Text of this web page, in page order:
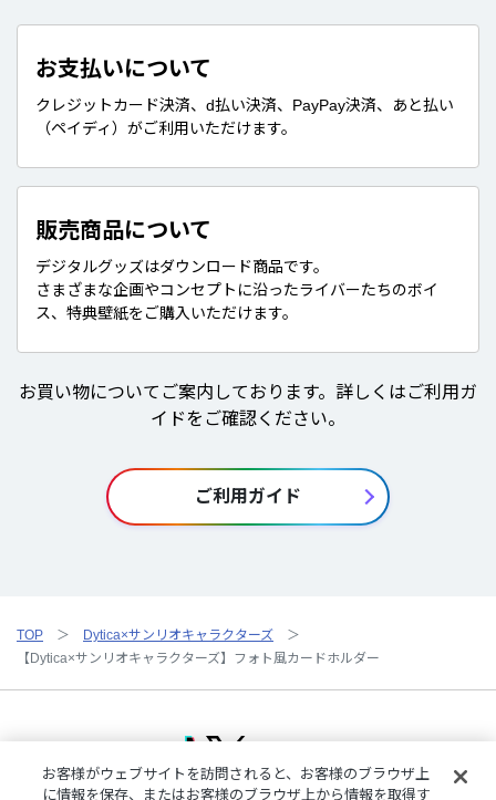
お支払いについて
クレジットカード決済、d払い決済、PayPay決済、あと払い
（ペイディ）がご利用いただけます。
販売商品について
デジタルグッズはダウンロード商品です。
さまざまな企画やコンセプトに沿ったライバーたちのボイ
ス、特典壁紙をご購入いただけます。
お買い物についてご案内しております。詳しくはご利用ガ
イドをご確認ください。
ご利用ガイド
TOP
Dytica×サンリオキャラクターズ
【Dytica×サンリオキャラクターズ】フォト風カードホルダー
お客様がウェブサイトを訪問されると、お客様のブラウザ上
に情報を保存、またはお客様のブラウザ上から情報を取得す